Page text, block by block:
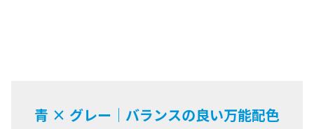
青 × グレー｜バランスの良い万能配色